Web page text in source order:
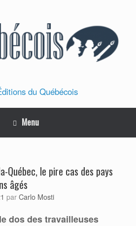
Menu
Québec, le pire cas des pays
âgés
par Carlo Mosti
dos des travailleuses